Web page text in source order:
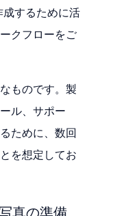
するために活
クフローをご
ものです。製
ル、サポー
ために、数回
を想定してお